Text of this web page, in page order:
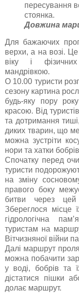
пересування
стоянка.
Довжина
Для бажаючих
верхи, а на возі.
віку і
мандрівкою.
О 10.00 туристи
сезону картина
будь-яку пору
красою. Від
та дотримання
диких тварин, що
можна зустріти
нори та хатки
Спочатку перед
туристи
на зміну
правого боку
битви через цей
Збереглося місце
гідрологічна
туристам на
Вітчизняної війни
Далі маршрут
можна побачити
у воді, бобрів та
дістатися пішки
долає маршрут.